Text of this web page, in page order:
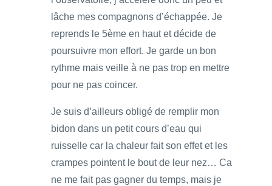
lâche mes compagnons d’échappée. Je
reprends le 5ème en haut et décide de
poursuivre mon effort. Je garde un bon
rythme mais veille à ne pas trop en mettre
pour ne pas coincer.
Je suis d’ailleurs obligé de remplir mon
bidon dans un petit cours d’eau qui
ruisselle car la chaleur fait son effet et les
crampes pointent le bout de leur nez… Ca
ne me fait pas gagner du temps, mais je